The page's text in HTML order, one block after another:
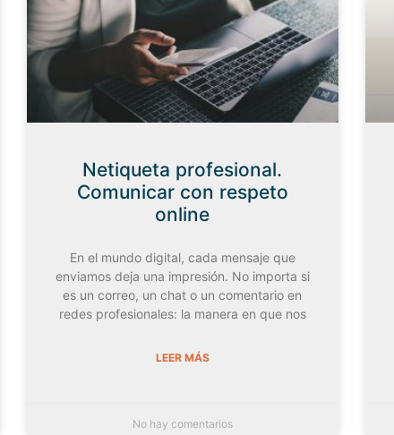
Netiqueta profesional.
Comunicar con respeto
online
En el mundo digital, cada mensaje que
enviamos deja una impresión. No importa si
es un correo, un chat o un comentario en
redes profesionales: la manera en que nos
LEER MÁS
No hay comentarios